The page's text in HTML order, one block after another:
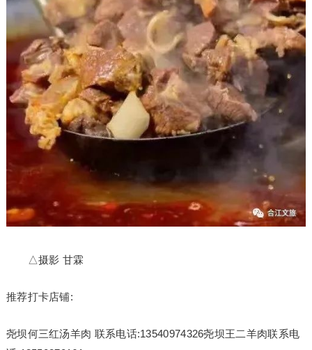
△摄影 甘霖
推荐打卡店铺:
尧坝何三红汤羊肉 联系电话:13540974326尧坝王二羊肉联系电